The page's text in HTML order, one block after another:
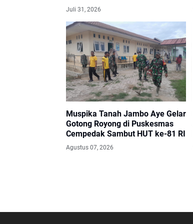
Agustus
Juli 31, 2026
Muspika Tanah Jambo Aye Gelar
Gotong Royong di Puskesmas
Cempedak Sambut HUT ke-81 RI
Agustus 07, 2026